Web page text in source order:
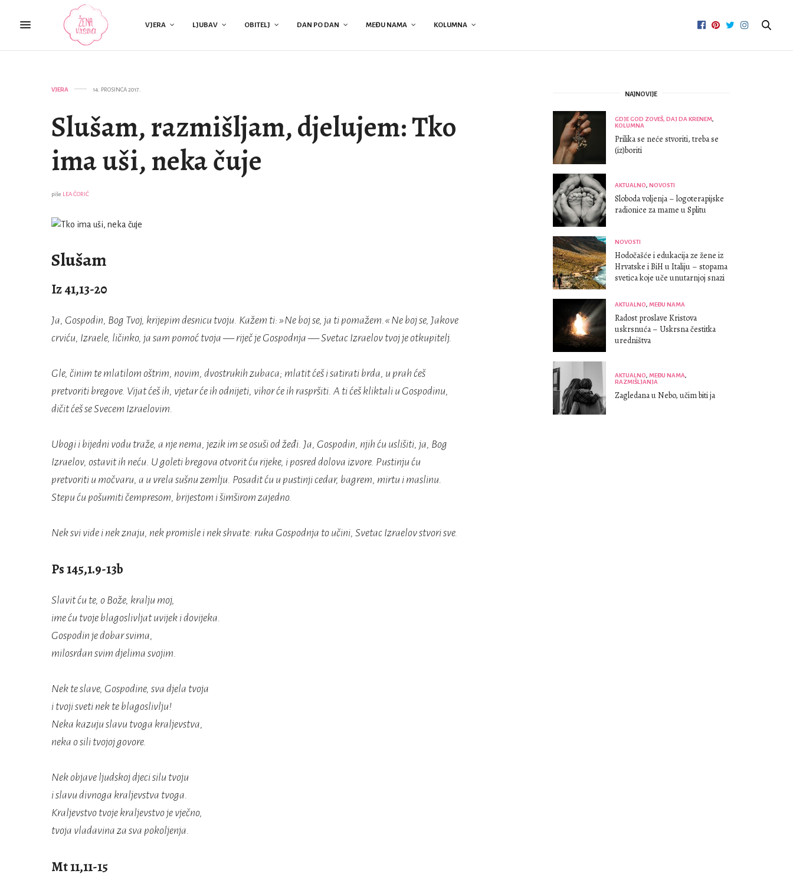
VJERA LJUBAV OBITELJ DAN PO DAN MEĐU NAMA KOLUMNA
VJERA 14. PROSINCA 2017.
Slušam, razmišljam, djelujem: Tko
ima uši, neka čuje
piše LEA ČORIĆ
Slušam
Iz 41,13-20
Ja, Gospodin, Bog Tvoj, krijepim desnicu tvoju. Kažem ti: »Ne boj se, ja ti pomažem.« Ne boj se, Jakove
crviću, Izraele, ličinko, ja sam pomoć tvoja — riječ je Gospodnja — Svetac Izraelov tvoj je otkupitelj.
Gle, činim te mlatilom oštrim, novim, dvostrukih zubaca; mlatit ćeš i satirati brda, u prah ćeš
pretvoriti bregove. Vijat ćeš ih, vjetar će ih odnijeti, vihor će ih raspršiti. A ti ćeš kliktali u Gospodinu,
dičit ćeš se Svecem Izraelovim.
Ubogi i bijedni vodu traže, a nje nema, jezik im se osuši od žeđi. Ja, Gospodin, njih ću uslišiti, ja, Bog
Izraelov, ostavit ih neću. U goleti bregova otvorit ću rijeke, i posred dolova izvore. Pustinju ću
pretvoriti u močvaru, a u vrela sušnu zemlju. Posadit ću u pustinji cedar, bagrem, mirtu i maslinu.
Stepu ću pošumiti čempresom, brijestom i šimširom zajedno.
Nek svi vide i nek znaju, nek promisle i nek shvate: ruka Gospodnja to učini, Svetac Izraelov stvori sve.
Ps 145,1.9-13b
Slavit ću te, o Bože, kralju moj,
ime ću tvoje blagoslivljat uvijek i dovijeka.
Gospodin je dobar svima,
milosrdan svim djelima svojim.
Nek te slave, Gospodine, sva djela tvoja
i tvoji sveti nek te blagoslivlju!
Neka kazuju slavu tvoga kraljevstva,
neka o sili tvojoj govore.
Nek objave ljudskoj djeci silu tvoju
i slavu divnoga kraljevstva tvoga.
Kraljevstvo tvoje kraljevstvo je vječno,
tvoja vladavina za sva pokoljenja.
Mt 11,11-15
NAJNOVIJE
GDJE GOD ZOVEŠ, DAJ DA KRENEM,
KOLUMNA
Prilika se neće stvoriti, treba se
(iz)boriti
AKTUALNO, NOVOSTI
Sloboda voljenja – logoterapijske
radionice za mame u Splitu
NOVOSTI
Hodočašće i edukacija ze žene iz
Hrvatske i BiH u Italiju – stopama
svetica koje uče unutarnjoj snazi
AKTUALNO, MEĐU NAMA
Radost proslave Kristova
uskrsnuća – Uskrsna čestitka
uredništva
AKTUALNO, MEĐU NAMA,
RAZMIŠLJANJA
Zagledana u Nebo, učim biti ja